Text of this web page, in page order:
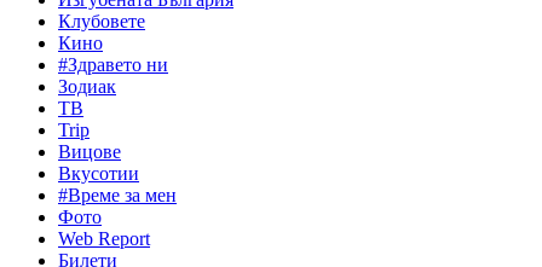
Клубовете
Кино
#Здравето ни
Зодиак
ТВ
Trip
Вицове
Вкусотии
#Време за мен
Фото
Web Report
Билети